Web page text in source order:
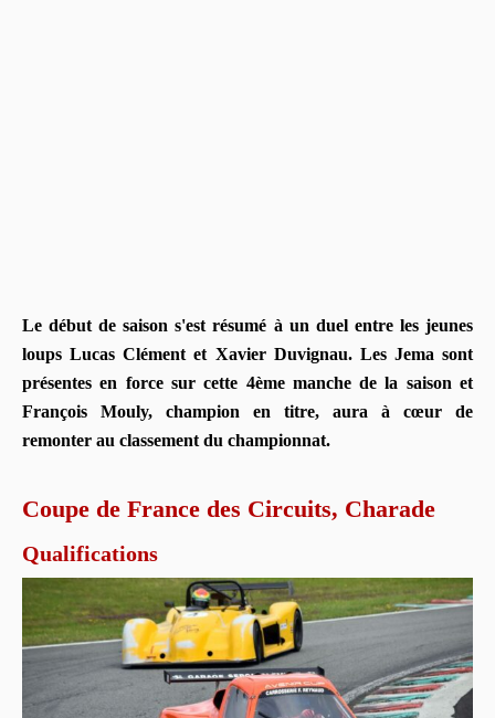
Le début de saison s'est résumé à un duel entre les jeunes
loups Lucas Clément et Xavier Duvignau. Les Jema sont
présentes en force sur cette 4ème manche de la saison et
François Mouly, champion en titre, aura à cœur de
remonter au classement du championnat.
Coupe de France des Circuits, Charade
Qualifications